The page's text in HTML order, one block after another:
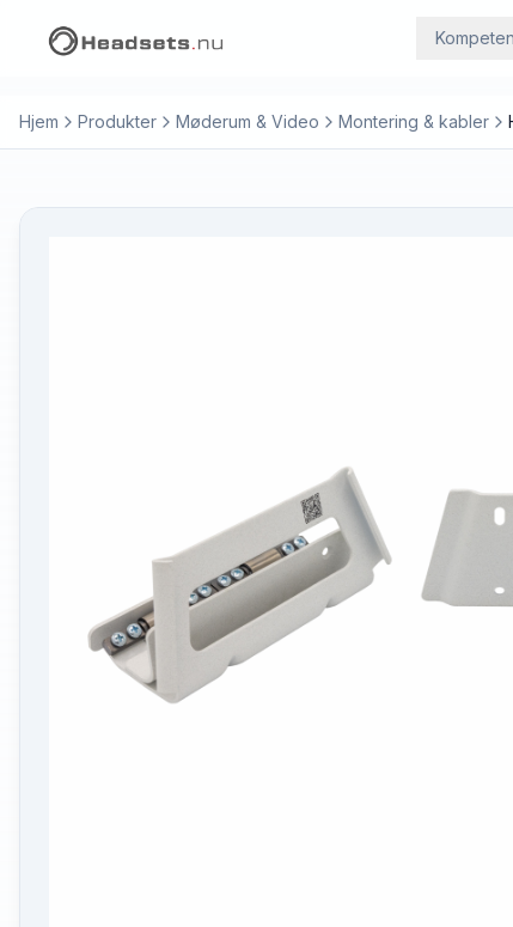
Hjem Produkter Møderum & Video Montering & kabler